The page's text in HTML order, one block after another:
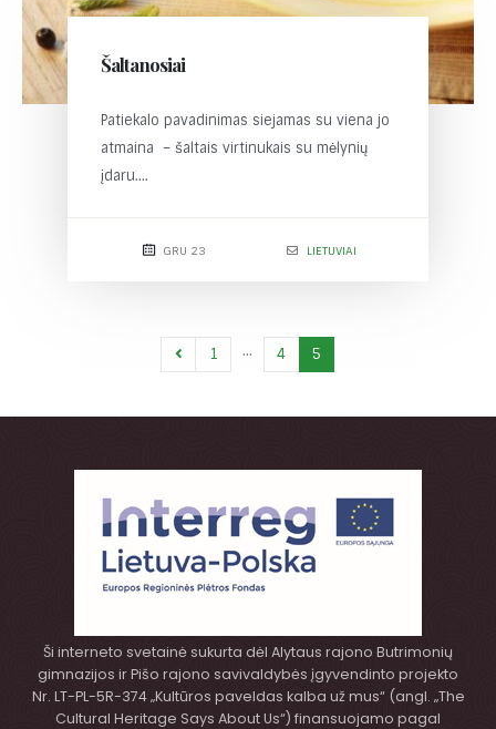
Šaltanosiai
Patiekalo pavadinimas siejamas su viena jo
atmaina – šaltais virtinukais su mėlynių
įdaru....
GRU 23 LIETUVIAI
1 … 4 5
Ši interneto svetainė sukurta dėl Alytaus rajono Butrimonių
gimnazijos ir Pišo rajono savivaldybės įgyvendinto projekto
Nr. LT-PL-5R-374 „Kultūros paveldas kalba už mus“ (angl. „The
Cultural Heritage Says About Us“) finansuojamo pagal